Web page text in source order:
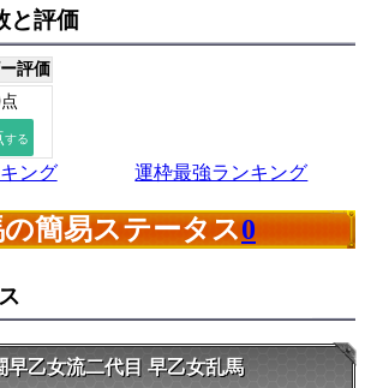
と評価
評価
ング 運枠最強ランキング
簡易ステータス0
早乙女流二代目 早乙女乱馬